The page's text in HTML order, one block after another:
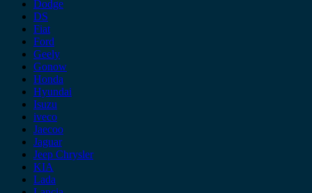
Dodge
DS
Fiat
Ford
Geely
Gonow
Honda
Hyundai
Isuzu
iveco
Jaecoo
Jaguar
Jeep Chrysler
KIA
Lada